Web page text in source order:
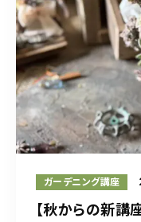
ガーデニング講座
【秋からの新講